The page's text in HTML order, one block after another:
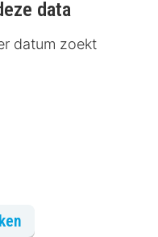
data
datum zoekt